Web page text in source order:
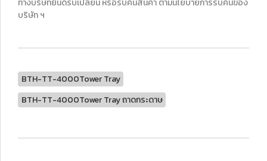
บริษัท ฯ
BTH-TT-4000Tower Tray
BTH-TT-4000Tower Tray ถาดกระดาษ